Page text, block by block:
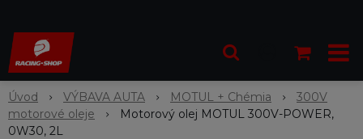
Úvod VÝBAVA AUTA MOTUL + Chémia
300V
motorové oleje
Motorový olej MOTUL 300V-POWER,
0W30, 2L